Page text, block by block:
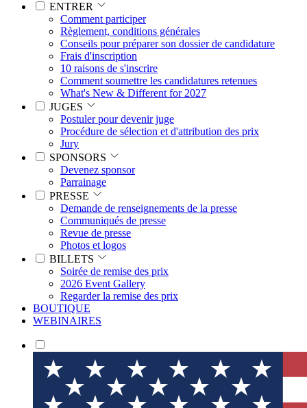
ENTRER
Comment participer
Règlement, conditions générales
Conseils pour préparer son dossier de candidature
Frais d'inscription
10 raisons de s'inscrire
Comment soumettre les candidatures retenues
What's New & Different for 2027
JUGES
Postuler pour devenir juge
Procédure de sélection et d'attribution des prix
Jury
SPONSORS
Devenez sponsor
Parrainage
PRESSE
Demande de renseignements de la presse
Communiqués de presse
Revue de presse
Photos et logos
BILLETS
Soirée de remise des prix
2026 Event Gallery
Regarder la remise des prix
BOUTIQUE
WEBINAIRES